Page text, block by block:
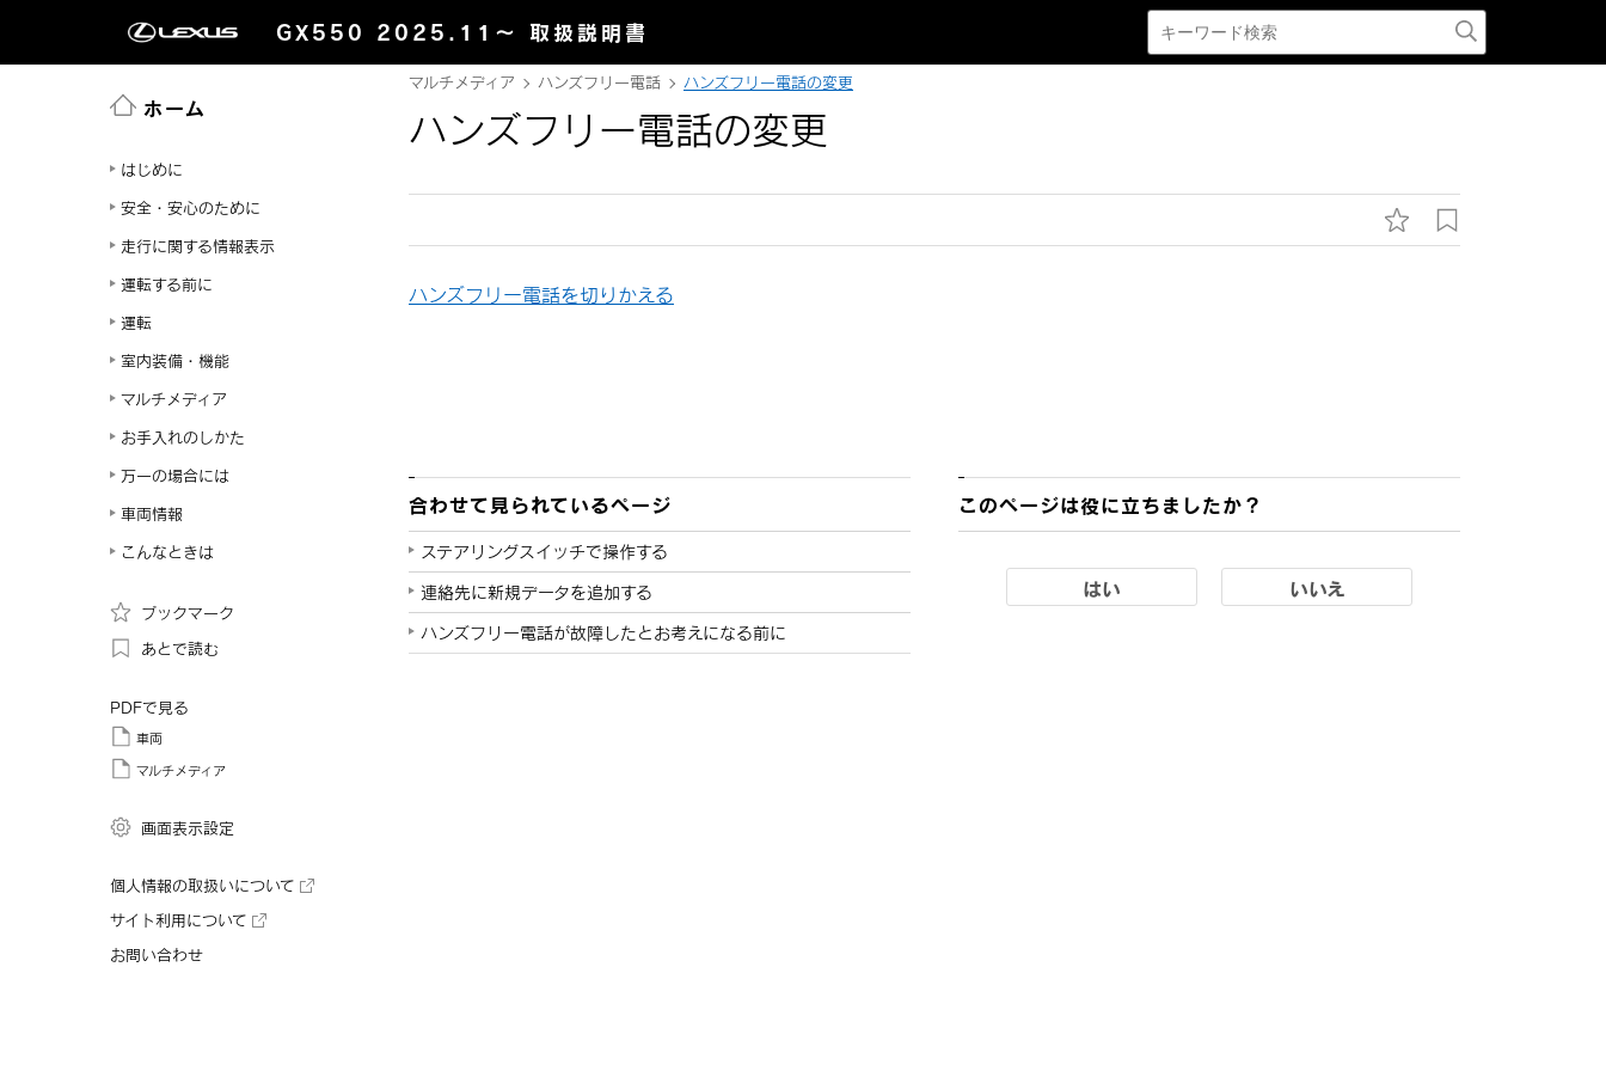
GX550 2025.11～ 取扱説明書
ホーム
はじめに
安全・安心のために
走行に関する情報表示
運転する前に
運転
室内装備・機能
マルチメディア
お手入れのしかた
万一の場合には
車両情報
こんなときは
ブックマーク
あとで読む
PDFで見る
車両
マルチメディア
画面表示設定
個人情報の取扱いについて
サイト利用について
お問い合わせ
マルチメディア ハンズフリー電話 ハンズフリー電話の変更
ハンズフリー電話の変更
ハンズフリー電話を切りかえる
合わせて見られているページ
ステアリングスイッチで操作する
連絡先に新規データを追加する
ハンズフリー電話が故障したとお考えになる前に
このページは役に立ちましたか？
はい いいえ